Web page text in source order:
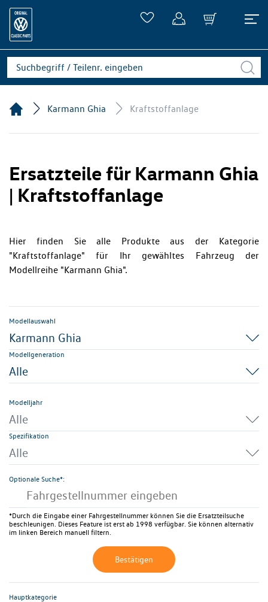
Karmann Ghia Kraftstoffanlage
Ersatzteile für Karmann Ghia
| Kraftstoffanlage
Hier finden Sie alle Produkte aus der Kategorie
"Kraftstoffanlage" für Ihr gewähltes Fahrzeug der
Modellreihe "Karmann Ghia".
Modellauswahl
Karmann Ghia
Modellgeneration
Alle
Modelljahr
Alle
Spezifikation
Alle
Optionale Suche*:
*Durch die Eingabe einer Fahrgestellnummer können Sie die Ersatzteilsuche
beschleunigen. Dieses Feature ist erst ab 1998 verfügbar. Sie können alternativ
im linken Bereich manuell filtern.
Bestätigen
Hauptkategorie